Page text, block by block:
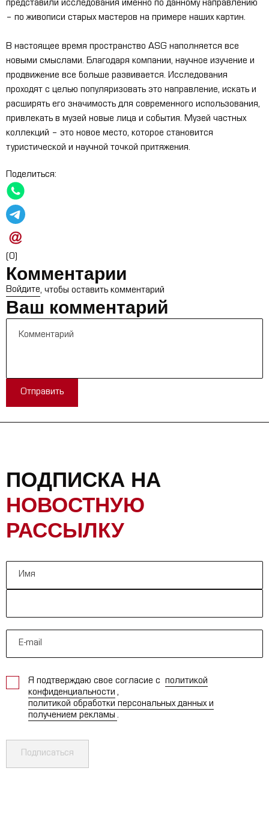
представили исследования именно по данному направлению
– по живописи старых мастеров на примере наших картин.
В настоящее время пространство ASG наполняется все
новыми смыслами. Благодаря компании, научное изучение и
продвижение все больше развивается. Исследования
проходят с целью популяризовать это направление, искать и
расширять его значимость для современного использования,
привлекать в музей новые лица и события. Музей частных
коллекций – это новое место, которое становится
туристической и научной точкой притяжения.
Поделиться:
(0)
Комментарии
Войдите, чтобы оставить комментарий
Ваш комментарий
Отправить
ПОДПИСКА НА
НОВОСТНУЮ
РАССЫЛКУ
Я подтверждаю свое согласие с политикой
конфиденциальности ,
политикой обработки персональных данных и
получением рекламы .
Подписаться